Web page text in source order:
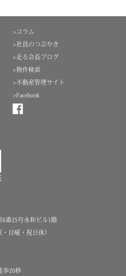
>コラム
>社員のつぶやき
>走る会長ブログ
>物件検索
>不動産管理サイト
>Facebook
6番25号永和ビル1階
日曜・祝日休）
歩20秒